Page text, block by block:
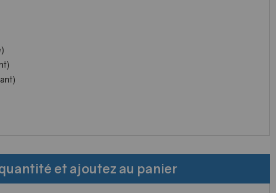
et ajoutez au panier